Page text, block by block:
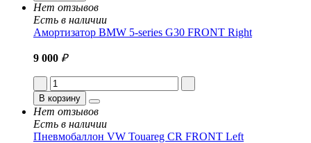
Нет отзывов
Есть в наличии
Амортизатор BMW 5-series G30 FRONT Right
9 000 ₽
В корзину
Нет отзывов
Есть в наличии
Пневмобаллон VW Touareg CR FRONT Left